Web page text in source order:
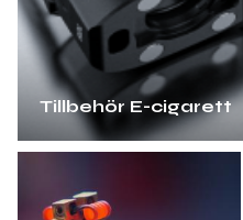
Tillbehör E-cigarett